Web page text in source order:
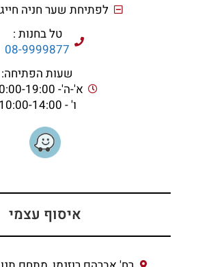
לפתיחת שער חניה
טל בחנות :
08-9999877
שעות הפתיחה:
א'-ה'- 10:00-19:00
ו' - 10:00-14:00
איסוף עצמי